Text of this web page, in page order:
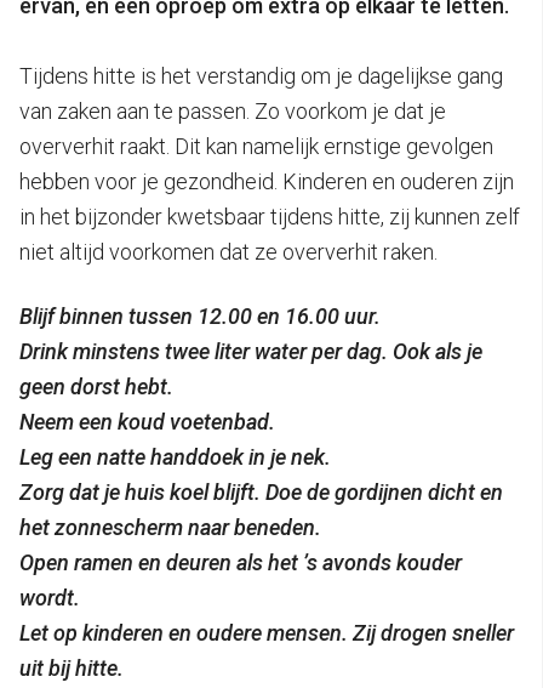
ervan, en een oproep om extra op elkaar te letten.
Tijdens hitte is het verstandig om je dagelijkse gang
van zaken aan te passen. Zo voorkom je dat je
oververhit raakt. Dit kan namelijk ernstige gevolgen
hebben voor je gezondheid. Kinderen en ouderen zijn
in het bijzonder kwetsbaar tijdens hitte, zij kunnen zelf
niet altijd voorkomen dat ze oververhit raken.
Blijf binnen tussen 12.00 en 16.00 uur.
Drink minstens twee liter water per dag. Ook als je
geen dorst hebt.
Neem een koud voetenbad.
Leg een natte handdoek in je nek.
Zorg dat je huis koel blijft. Doe de gordijnen dicht en
het zonnescherm naar beneden.
Open ramen en deuren als het ’s avonds kouder
wordt.
Let op kinderen en oudere mensen. Zij drogen sneller
uit bij hitte.